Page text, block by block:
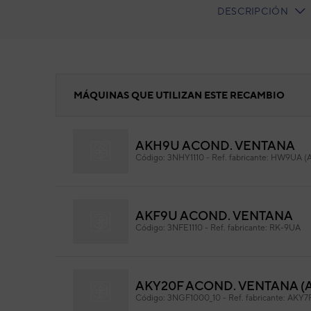
CURRENT
DESCRIPCIÓN
MÁQUINAS QUE UTILIZAN ESTE RECAMBIO
AKH9U ACOND. VENTANA
Código: 3NHY1110 - Ref. fabricante: HW9UA
AKF9U ACOND. VENTANA
Código: 3NFE1110 - Ref. fabricante: RK-9UA
AKY20F ACOND. VENTANA
Código: 3NGF1000_10 - Ref. fabricante: